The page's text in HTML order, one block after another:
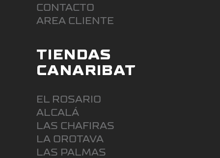
CONTACTO
AREA CLIENTE
TIENDAS
CANARIBAT
EL ROSARIO
ALCALÁ
LAS CHAFIRAS
LA OROTAVA
LAS PALMAS